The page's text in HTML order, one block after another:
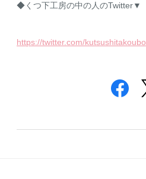
◆くつ下工房の中の人のTwitter▼
https://twitter.com/kutsushitakoubo